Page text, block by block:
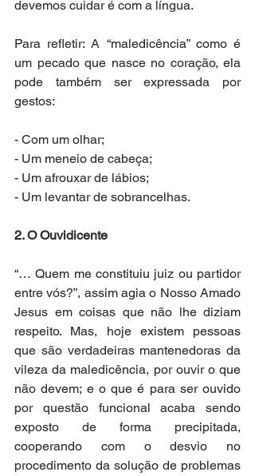
devemos cuidar é com a língua.
Para refletir: A “maledicência” como é
um pecado que nasce no coração, ela
pode também ser expressada por
gestos:
- Com um olhar;
- Um meneio de cabeça;
- Um afrouxar de lábios;
- Um levantar de sobrancelhas.
2. O Ouvidicente
“… Quem me constituiu juiz ou partidor
entre vós?”, assim agia o Nosso Amado
Jesus em coisas que não lhe diziam
respeito. Mas, hoje existem pessoas
que são verdadeiras mantenedoras da
vileza da maledicência, por ouvir o que
não devem; e o que é para ser ouvido
por questão funcional acaba sendo
exposto de forma precipitada,
cooperando com o desvio no
procedimento da solução de problemas